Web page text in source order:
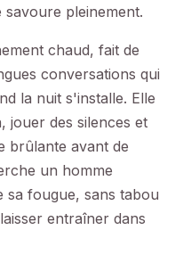
savoure pleinement.
chaud, fait de
conversations qui
la nuit s'installe. Elle
jouer des silences et
brûlante avant de
un homme
sa fougue, sans tabou
entraîner dans